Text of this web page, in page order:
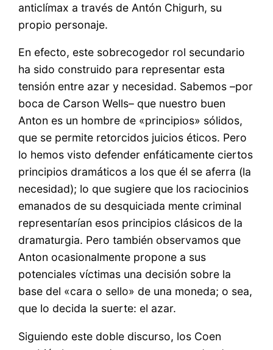
anticlímax a través de Antón Chigurh, su
propio personaje.
En efecto, este sobrecogedor rol secundario
ha sido construido para representar esta
tensión entre azar y necesidad. Sabemos –por
boca de Carson Wells– que nuestro buen
Anton es un hombre de «principios» sólidos,
que se permite retorcidos juicios éticos. Pero
lo hemos visto defender enfáticamente ciertos
principios dramáticos a los que él se aferra (la
necesidad); lo que sugiere que los raciocinios
emanados de su desquiciada mente criminal
representarían esos principios clásicos de la
dramaturgia. Pero también observamos que
Anton ocasionalmente propone a sus
potenciales víctimas una decisión sobre la
base del «cara o sello» de una moneda; o sea,
que lo decida la suerte: el azar.
Siguiendo este doble discurso, los Coen